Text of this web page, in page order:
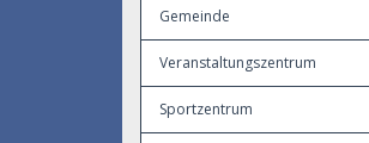
Gemeinde
Veranstaltungszentrum
Sportzentrum